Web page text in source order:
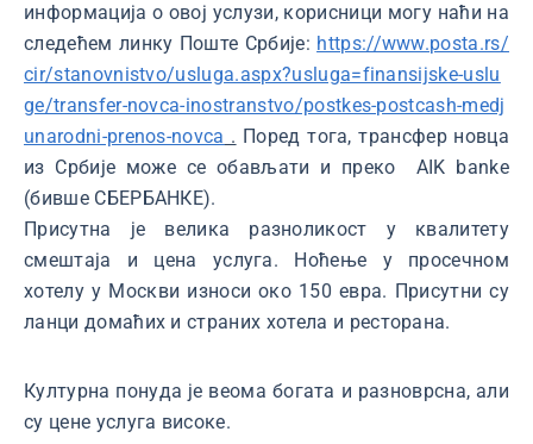
информација о овој услузи, корисници могу наћи на
следећем линку Поште Србије: https://www.posta.rs/
cir/stanovnistvo/usluga.aspx?usluga=finansijske-uslu
ge/transfer-novca-inostranstvo/postkes-postcash-medj
unarodni-prenos-novca . Поред тога, трансфер новца
из Србије може сe обављати и преко АIK banke
(бивше СБЕРБАНКЕ).
Присутна је велика разноликост у квалитету
смештаја и цена услуга. Ноћење у просечном
хотелу у Москви износи око 150 евра. Присутни су
ланци домаћих и страних хотела и ресторана.
Културна понуда је веома богата и разноврсна, али
су цене услуга високе.